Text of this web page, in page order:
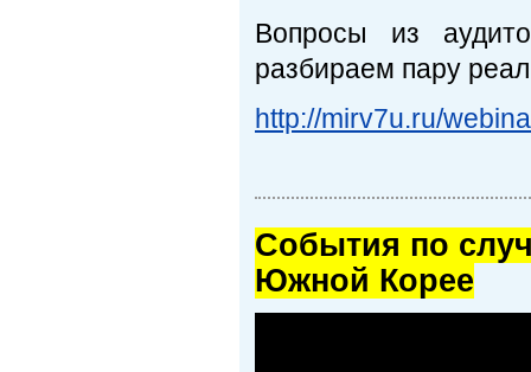
Вопросы из
разбираем пару
http://mirv7u.ru/
Cобытия по
Южной Корее